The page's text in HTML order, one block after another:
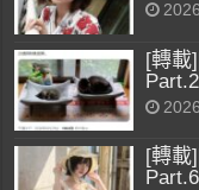
[轉載
[轉載